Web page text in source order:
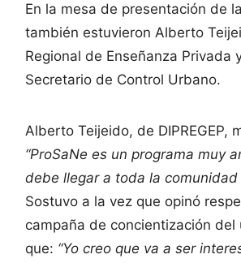
En la mesa de presentación de
también estuvieron Alberto
Regional de Enseñanza Privada
Secretario de Control Urbano.
Alberto Teijeido, de DIPREGEP,
“ProSaNe es un programa muy
debe llegar a toda la comunidad
Sostuvo a la vez que opinó
campaña de concientización del
que: “Yo creo que va a ser